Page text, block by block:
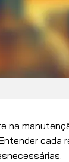
na
cada